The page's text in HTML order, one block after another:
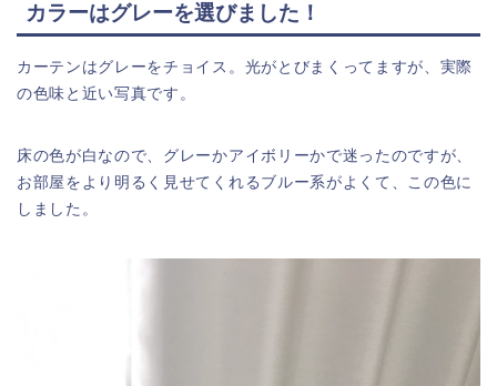
カラーはグレーを選びました！
カーテンはグレーをチョイス。光がとびまくってますが、実際
の色味と近い写真です。
床の色が白なので、グレーかアイボリーかで迷ったのですが、
お部屋をより明るく見せてくれるブルー系がよくて、この色に
しました。